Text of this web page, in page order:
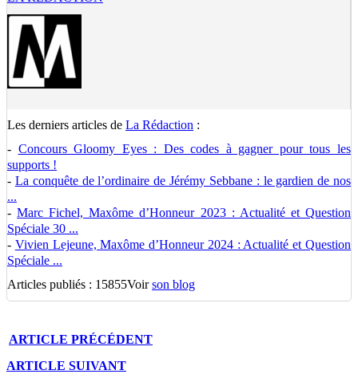
Les derniers articles de La Rédaction :
- Concours Gloomy Eyes : Des codes à gagner pour tous les
supports !
- La conquête de l’ordinaire de Jérémy Sebbane : le gardien de nos
...
-Marc Fichel, Maxôme d’Honneur 2023 : Actualité et Question
Spéciale 30 ...
- Vivien Lejeune, Maxôme d’Honneur 2024 : Actualité et Question
Spéciale ...
Articles publiés : 15855Voirson blog
ARTICLE PRÉCÉDENT
ARTICLE SUIVANT